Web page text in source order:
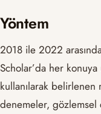
Yöntem
2018 ile 2022
Scholar’da her
kullanılarak
denemeler, gözlemsel